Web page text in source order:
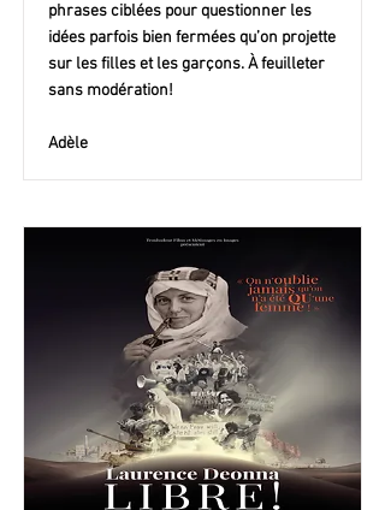
phrases ciblées pour questionner les
idées parfois bien fermées qu’on projette
sur les filles et les garçons. À feuilleter
sans modération!
Adèle